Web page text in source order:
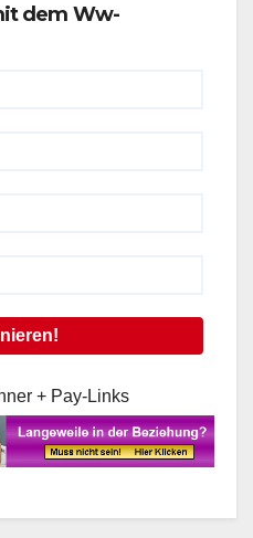
dem Ww-
+ Pay-Links